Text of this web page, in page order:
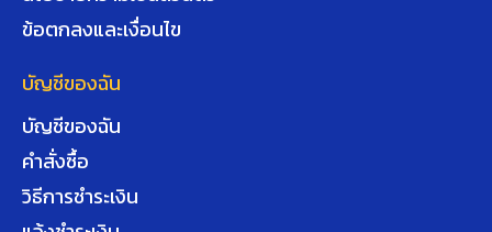
ข้อตกลงและเงื่อนไข
บัญชีของฉัน
บัญชีของฉัน
คำสั่งซื้อ
วิธีการชำระเงิน